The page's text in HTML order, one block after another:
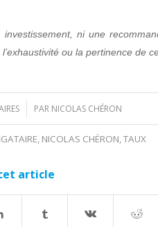
ni une
ou la pertinence de
PAR NICOLAS CHÉRON
, NICOLAS CHÉRON,TAUX
article